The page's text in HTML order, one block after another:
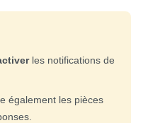
les notifications de
également les pièces